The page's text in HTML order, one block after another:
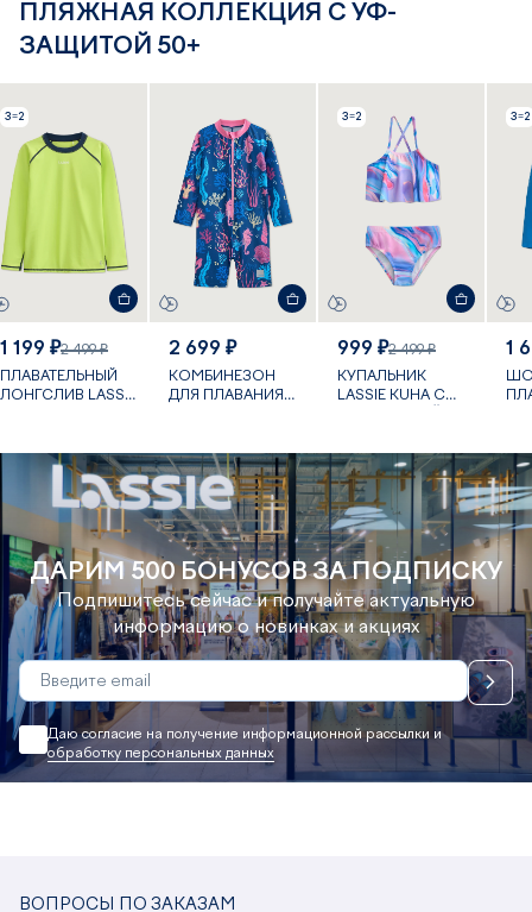
ПЛЯЖНАЯ КОЛЛЕКЦИЯ С УФ-
ЗАЩИТОЙ 50+
3=2
1 199 ₽2 499 ₽
ПЛАВАТЕЛЬНЫЙ
ЛОНГСЛИВ LASSIE
2 699 ₽
КОМБИНЕЗОН
ДЛЯ ПЛАВАНИЯ
3=2
999 ₽2 499 ₽
КУПАЛЬНИК
LASSIE KUHA С
3=2
1
ДАРИМ 500 БОНУСОВ ЗА ПОДПИСКУ
Подпишитесь сейчас и получайте актуальную
информацию о новинках и акциях
Даю согласие на получение информационной рассылки и
обработку персональных данных
ВОПРОСЫ ПО ЗАКАЗАМ